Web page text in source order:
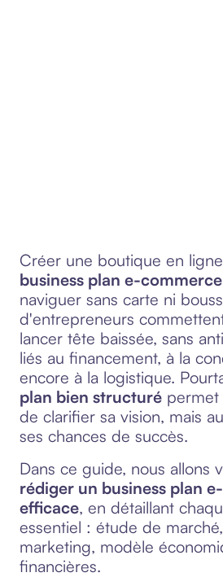
Créer une boutique en
business plan e-
naviguer sans carte ni
d'entrepreneurs
lancer tête baissée, sans
liés au financement, à la
encore à la logistique.
plan bien structuré permet
de clarifier sa vision, mais
ses chances de succès.
Dans ce guide, nous allons
rédiger un business plan
efficace, en détaillant
essentiel : étude de
marketing, modèle
financières.